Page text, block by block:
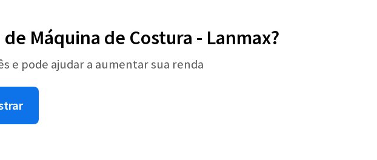
Máquina de Costura - Lanmax?
e pode ajudar a aumentar sua renda